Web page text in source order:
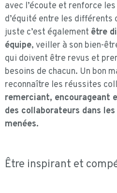
avec l’écoute et renforce
d’équité entre les
juste c’est également être
équipe, veiller à son bien-
qui doivent être revus et
besoins de chacun. Un bon
reconnaître les réussites
remerciant, encourageant
des collaborateurs dans
menées.
Être inspirant et